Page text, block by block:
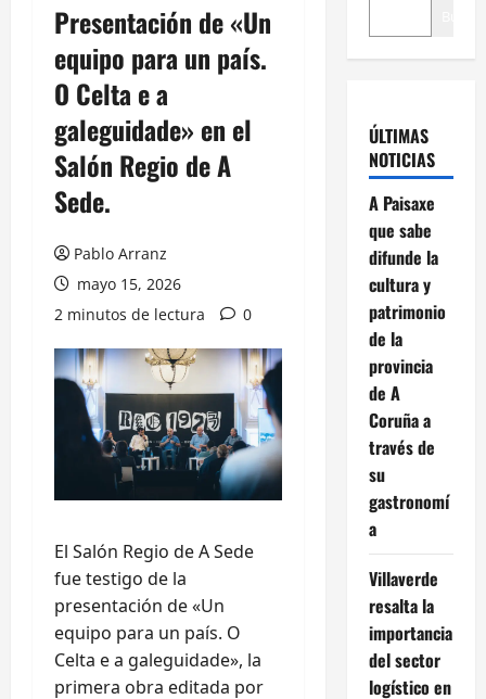
Presentación de «Un
equipo para un país.
O Celta e a
galeguidade» en el
Salón Regio de A
Sede.
Pablo Arranz
mayo 15, 2026
2 minutos de lectura
0
El Salón Regio de A Sede
fue testigo de la
presentación de «Un
equipo para un país. O
Celta e a galeguidade», la
primera obra editada por
ÚLTIMAS
NOTICIAS
A Paisaxe
que sabe
difunde la
cultura y
patrimonio
de la
provincia
de A
Coruña a
través de
su
gastronomí
a
Villaverde
resalta la
importancia
del sector
logístico en